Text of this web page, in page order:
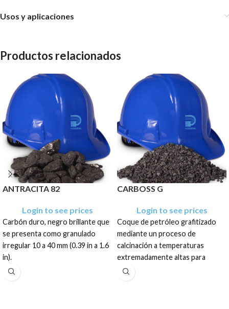
Usos y aplicaciones
Productos relacionados
ANTRACITA 82
Login to see prices
Carbón duro, negro brillante que
se presenta como granulado
irregular 10 a 40 mm (0.39 in a 1.6
in).
El producto tiene una
CARBOSS G
Login to see prices
Coque de petróleo grafitizado
mediante un proceso de
calcinación a temperaturas
extremadamente altas para
lograr la máxima pureza. Se
presenta como un granulado